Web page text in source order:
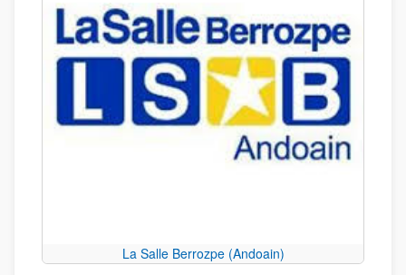
La Salle Berrozpe (Andoain)